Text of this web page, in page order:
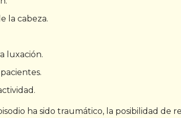
la cabeza.
luxación.
ha sido traumático, la posibilidad de